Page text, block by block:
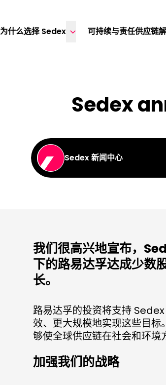
为什么选择 Sedex
可持续与责任供应链
Sedex
Sedex 新闻中心
我们很高兴地宣布，
下的路易达孚达成少数
长。
路易达孚的投资将支持
效、更大规模地实现这些目
够使全球供应链在社会和环境
加强我们的战略